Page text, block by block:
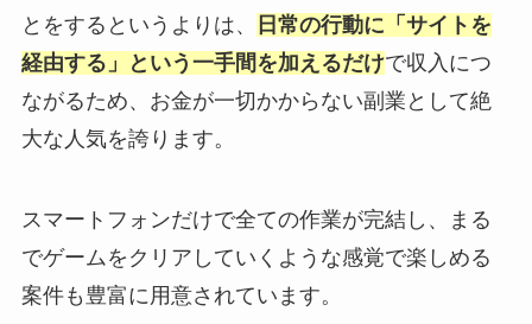
とをするというよりは、
日常の行動に「サイトを
経由する」という一手間を加えるだけで収入につ
ながるため、お金が一切かからない副業として絶
大な人気を誇ります。
スマートフォンだけで全ての作業が完結し、まる
でゲームをクリアしていくような感覚で楽しめる
案件も豊富に用意されています。